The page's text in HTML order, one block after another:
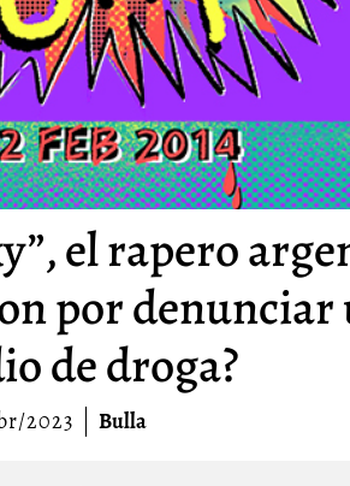
el rapero
por denunciar
de droga?
2023 Bulla